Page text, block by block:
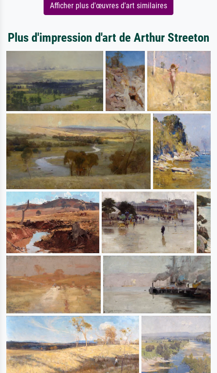
Afficher plus d'œuvres d'art similaires
Plus d'impression d'art de Arthur Streeton